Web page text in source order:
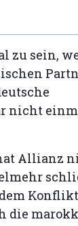
zu sein,
nicht
Allianz
die